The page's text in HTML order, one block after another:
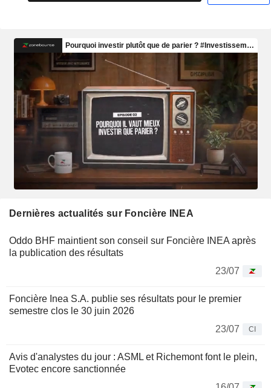
Dernières actualités sur Foncière INEA
Oddo BHF maintient son conseil sur Foncière INEA après
la publication des résultats
23/07
Foncière Inea S.A. publie ses résultats pour le premier
semestre clos le 30 juin 2026
23/07
CI
Avis d'analystes du jour : ASML et Richemont font le plein,
Evotec encore sanctionnée